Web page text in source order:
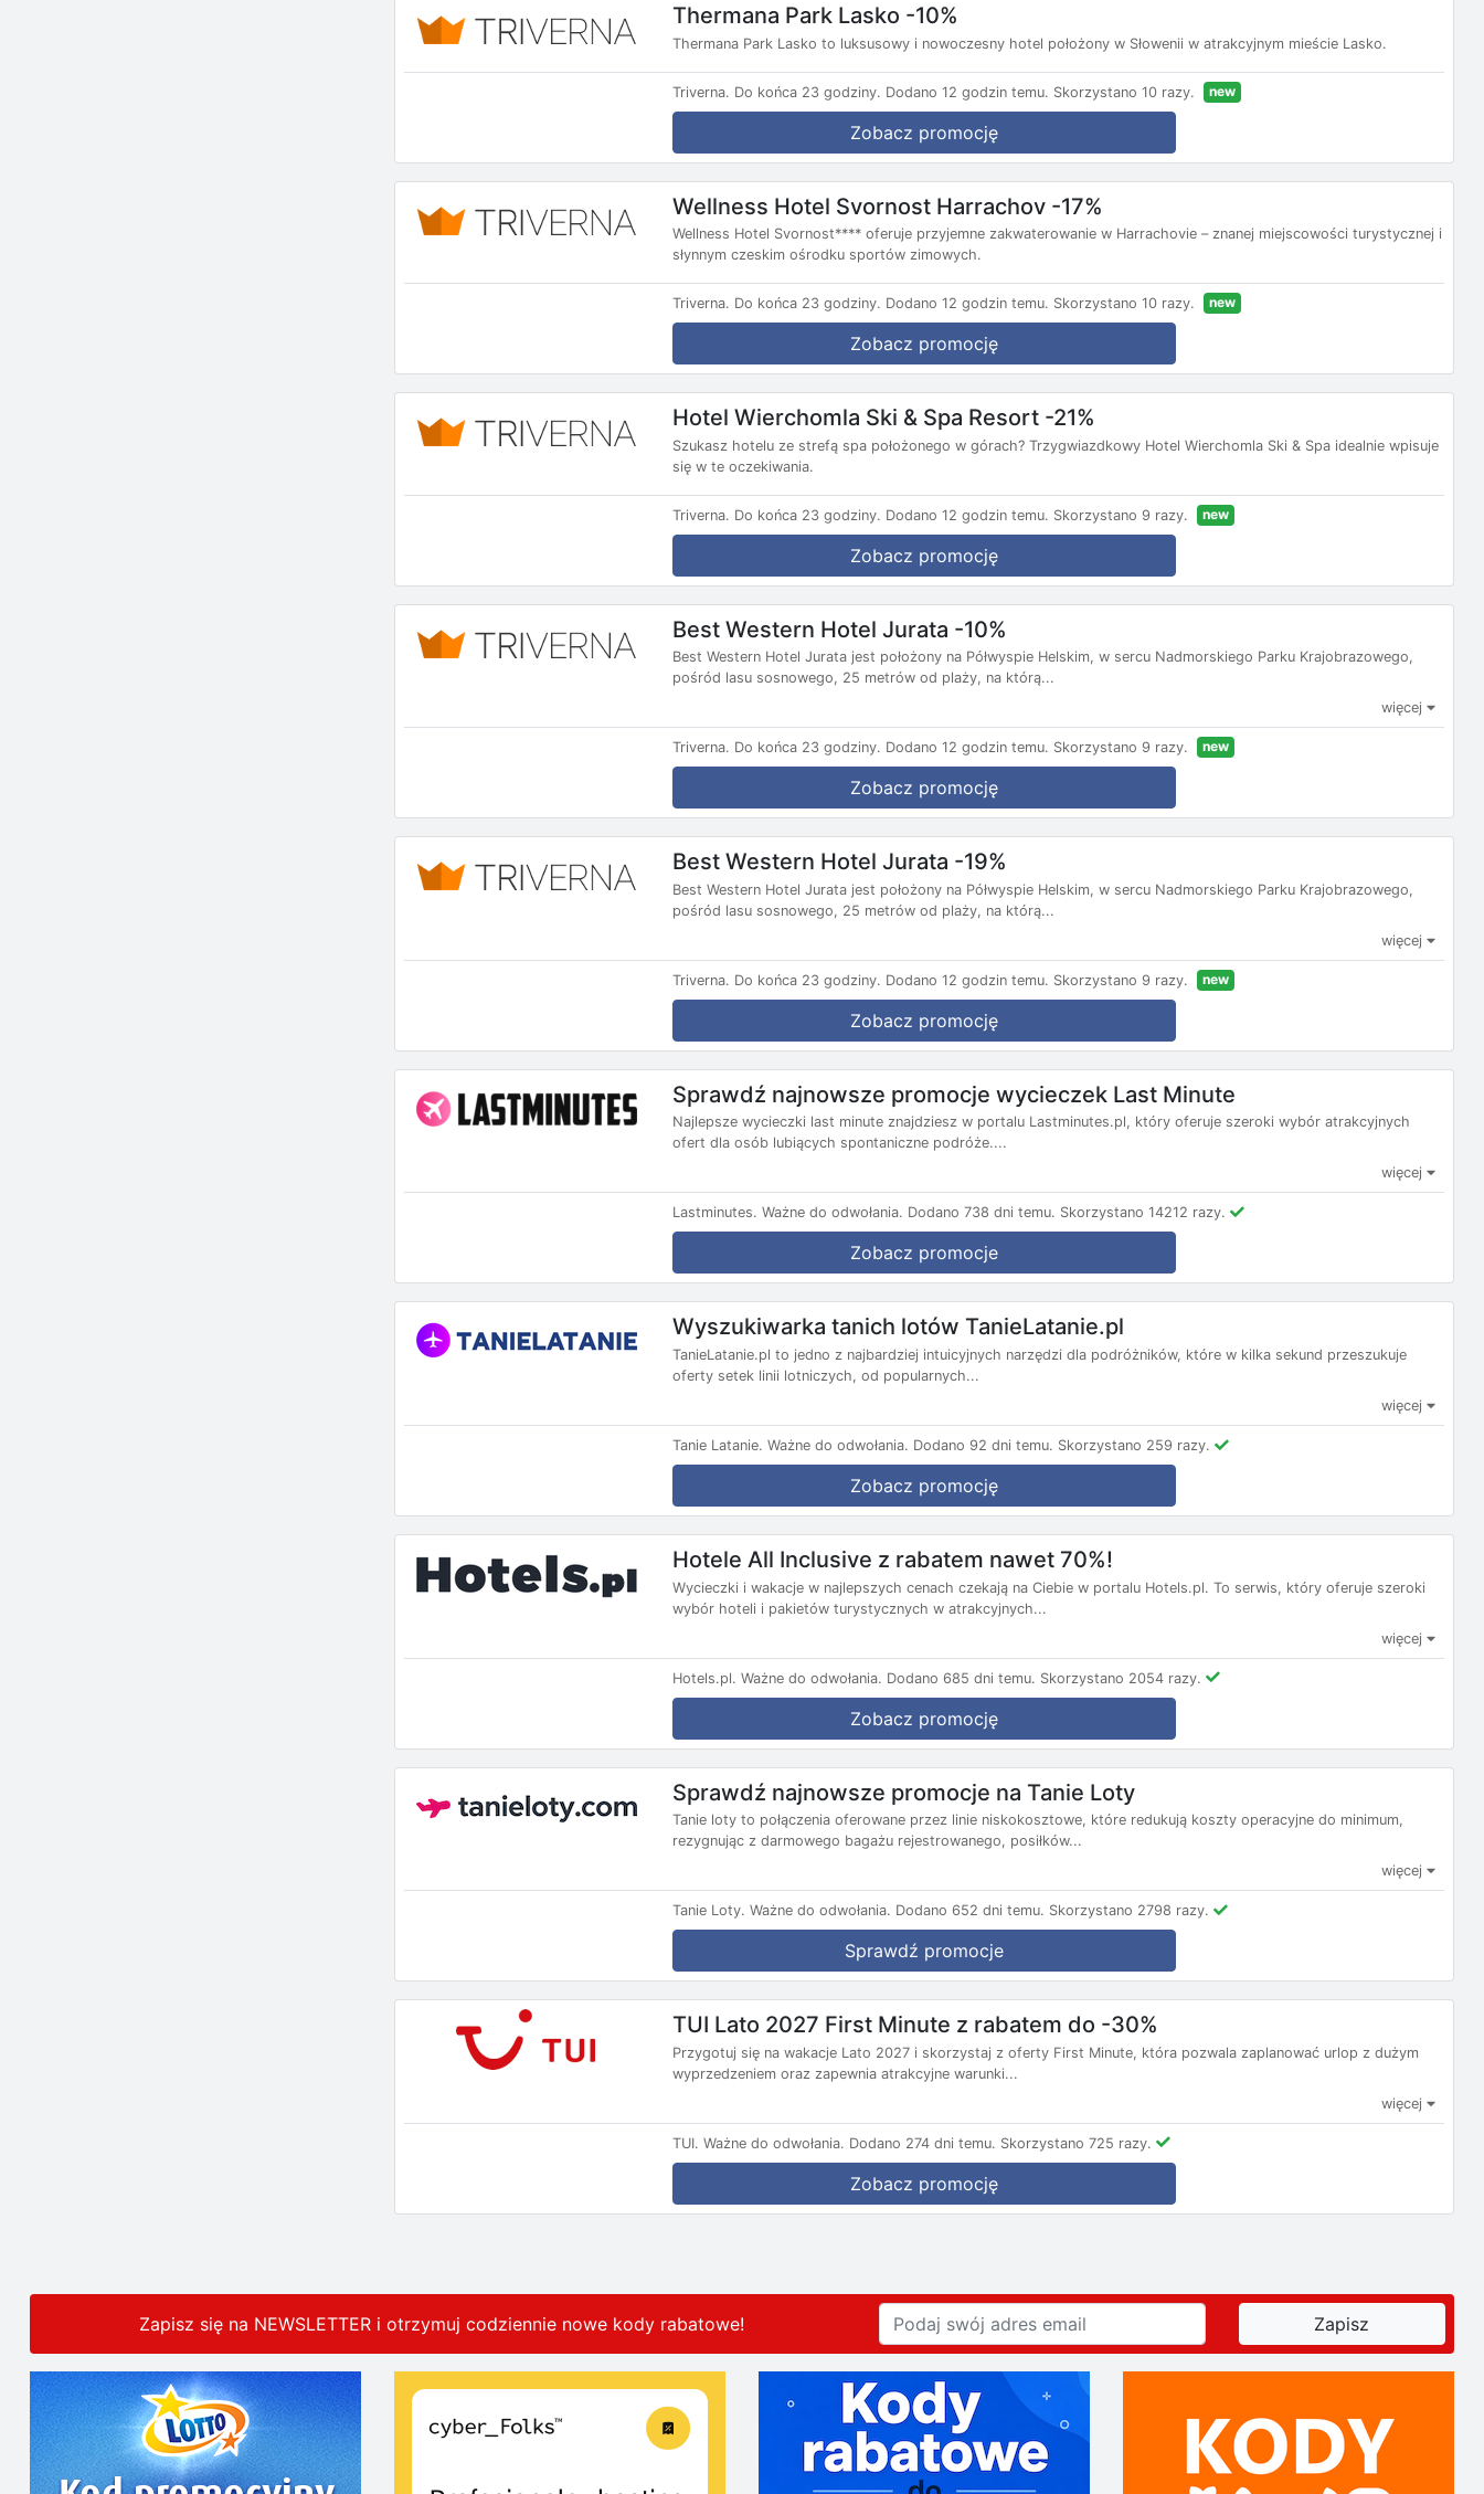
Thermana Park Lasko -10%
Thermana Park Lasko to luksusowy i nowoczesny hotel położony w Słowenii w atrakcyjnym mieście Lasko.
Triverna. Do końca 23 godziny. Dodano 12 godzin temu. Skorzystano 10 razy. new
Zobacz promocję
Wellness Hotel Svornost Harrachov -17%
Wellness Hotel Svornost**** oferuje przyjemne zakwaterowanie w Harrachovie – znanej miejscowości turystycznej i
słynnym czeskim ośrodku sportów zimowych.
Triverna. Do końca 23 godziny. Dodano 12 godzin temu. Skorzystano 10 razy. new
Zobacz promocję
Hotel Wierchomla Ski & Spa Resort -21%
Szukasz hotelu ze strefą spa położonego w górach? Trzygwiazdkowy Hotel Wierchomla Ski & Spa idealnie wpisuje
się w te oczekiwania.
Triverna. Do końca 23 godziny. Dodano 12 godzin temu. Skorzystano 9 razy. new
Zobacz promocję
Best Western Hotel Jurata -10%
Best Western Hotel Jurata jest położony na Półwyspie Helskim, w sercu Nadmorskiego Parku Krajobrazowego,
pośród lasu sosnowego, 25 metrów od plaży, na którą...
więcej
Triverna. Do końca 23 godziny. Dodano 12 godzin temu. Skorzystano 9 razy. new
Zobacz promocję
Best Western Hotel Jurata -19%
Best Western Hotel Jurata jest położony na Półwyspie Helskim, w sercu Nadmorskiego Parku Krajobrazowego,
pośród lasu sosnowego, 25 metrów od plaży, na którą...
więcej
Triverna. Do końca 23 godziny. Dodano 12 godzin temu. Skorzystano 9 razy. new
Zobacz promocję
Sprawdź najnowsze promocje wycieczek Last Minute
Najlepsze wycieczki last minute znajdziesz w portalu Lastminutes.pl, który oferuje szeroki wybór atrakcyjnych
ofert dla osób lubiących spontaniczne podróże....
więcej
Lastminutes. Ważne do odwołania. Dodano 738 dni temu. Skorzystano 14212 razy.
Zobacz promocje
Wyszukiwarka tanich lotów TanieLatanie.pl
TanieLatanie.pl to jedno z najbardziej intuicyjnych narzędzi dla podróżników, które w kilka sekund przeszukuje
oferty setek linii lotniczych, od popularnych...
więcej
Tanie Latanie. Ważne do odwołania. Dodano 92 dni temu. Skorzystano 259 razy.
Zobacz promocję
Hotele All Inclusive z rabatem nawet 70%!
Wycieczki i wakacje w najlepszych cenach czekają na Ciebie w portalu Hotels.pl. To serwis, który oferuje szeroki
wybór hoteli i pakietów turystycznych w atrakcyjnych...
więcej
Hotels.pl. Ważne do odwołania. Dodano 685 dni temu. Skorzystano 2054 razy.
Zobacz promocję
Sprawdź najnowsze promocje na Tanie Loty
Tanie loty to połączenia oferowane przez linie niskokosztowe, które redukują koszty operacyjne do minimum,
rezygnując z darmowego bagażu rejestrowanego, posiłków...
więcej
Tanie Loty. Ważne do odwołania. Dodano 652 dni temu. Skorzystano 2798 razy.
Sprawdź promocje
TUI Lato 2027 First Minute z rabatem do -30%
Przygotuj się na wakacje Lato 2027 i skorzystaj z oferty First Minute, która pozwala zaplanować urlop z dużym
wyprzedzeniem oraz zapewnia atrakcyjne warunki...
więcej
TUI. Ważne do odwołania. Dodano 274 dni temu. Skorzystano 725 razy.
Zobacz promocję
Zapisz się na NEWSLETTER i otrzymuj codziennie nowe kody rabatowe!